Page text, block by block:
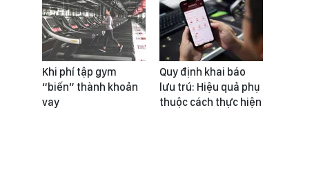
Khi phí tập gym
“biến” thành khoản
vay
Quy định khai báo
lưu trú: Hiệu quả phụ
thuộc cách thực hiện